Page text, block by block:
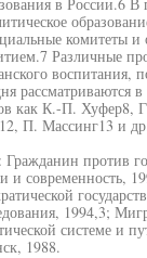
комитеты и
Различные
воспитания,
рассматриваются
как К.-П. Хуфер8,
П. Массинг13 и
против
и современность,
1994,3;
системе и
1988.